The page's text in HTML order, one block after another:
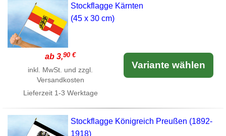
Stockflagge Kärnten
(45 x 30 cm)
ab 3,90 €
inkl. MwSt. und zzgl.
Versandkosten
Lieferzeit 1-3 Werktage
Variante wählen
Stockflagge Königreich Preußen (1892-
1918)